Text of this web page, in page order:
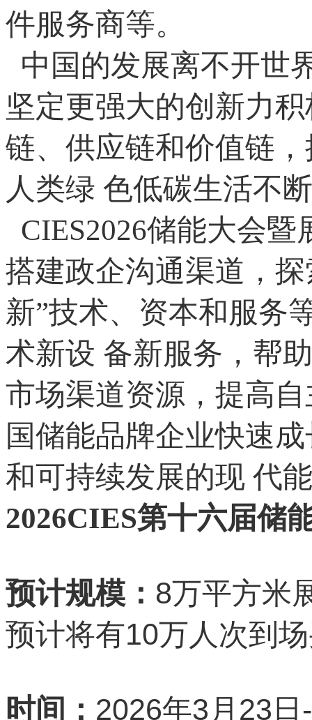
件服务商等。
中国的发展离不开世
坚定更强大的创新力
链、供应链和价值链
人类绿 色低碳生活不
CIES2026储能大会
搭建政企沟通渠道，
新”技术、资本和服务
术新设 备新服务，帮
市场渠道资源，提高
国储能品牌企业快速
和可持续发展的现 代
2026CIES第十六届储
预计规模： 8万平方米
预计将有10万人次到
时间： 2026年3 月 23 日